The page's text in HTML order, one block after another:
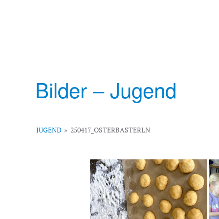
Bilder – Jugend
JUGEND » 250417_OSTERBASTERLN